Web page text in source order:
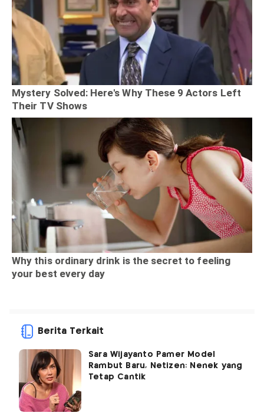
Berita Terkait
Sara Wijayanto Pamer Model
Rambut Baru, Netizen: Nenek yang
Tetap Cantik